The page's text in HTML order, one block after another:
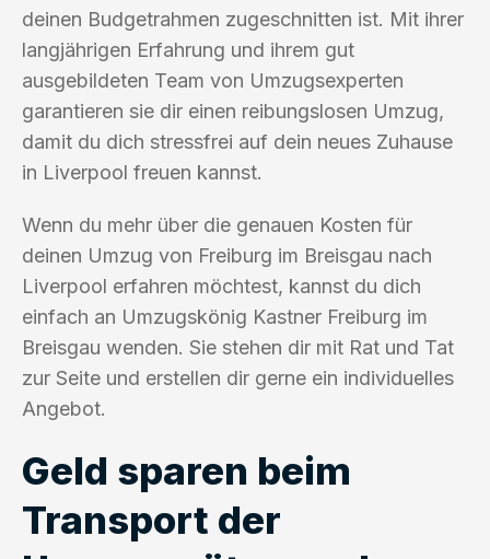
deinen Budgetrahmen zugeschnitten ist. Mit ihrer
langjährigen Erfahrung und ihrem gut
ausgebildeten Team von Umzugsexperten
garantieren sie dir einen reibungslosen Umzug,
damit du dich stressfrei auf dein neues Zuhause
in Liverpool freuen kannst.
Wenn du mehr über die genauen Kosten für
deinen Umzug von Freiburg im Breisgau nach
Liverpool erfahren möchtest, kannst du dich
einfach an Umzugskönig Kastner Freiburg im
Breisgau wenden. Sie stehen dir mit Rat und Tat
zur Seite und erstellen dir gerne ein individuelles
Angebot.
Geld sparen beim
Transport der